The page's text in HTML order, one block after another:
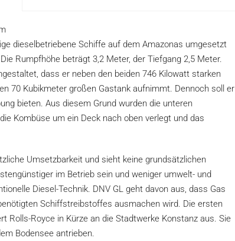
dieselbetriebene Schiffe auf dem Amazonas umgesetzt
Rumpfhöhe beträgt 3,2 Meter, der Tiefgang 2,5 Meter.
dass er neben den beiden 746 Kilowatt starken
70 Kubikmeter großen Gastank aufnimmt. Dennoch soll er
bieten. Aus diesem Grund wurden die unteren
Kombüse um ein Deck nach oben verlegt und das
Umsetzbarkeit und sieht keine grundsätzlichen
im Betrieb sein und weniger umwelt- und
Diesel-Technik. DNV GL geht davon aus, dass Gas
Schiffstreibstoffes ausmachen wird. Die ersten
Rolls-Royce in Kürze an die Stadtwerke Konstanz aus. Sie
Bodensee antrieben.